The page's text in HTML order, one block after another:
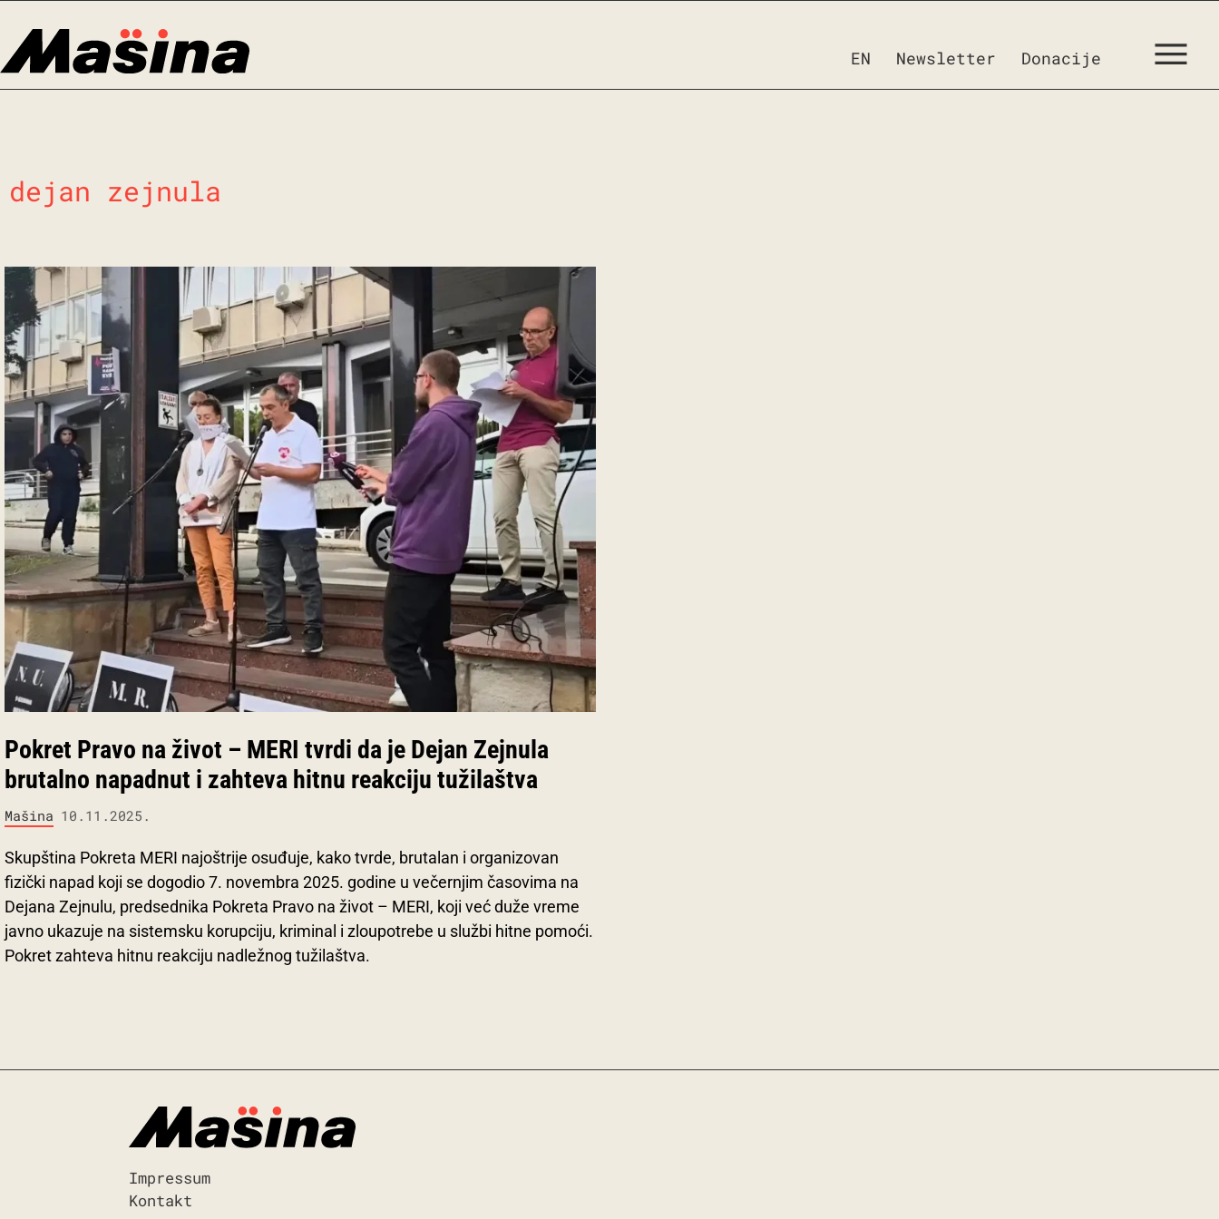
content
EN Newsletter Donacije
dejan zejnula
Pokret Pravo na život – MERI tvrdi da je Dejan Zejnula
brutalno napadnut i zahteva hitnu reakciju tužilaštva
Mašina 10.11.2025.
Skupština Pokreta MERI najoštrije osuđuje, kako tvrde, brutalan i organizovan
fizički napad koji se dogodio 7. novembra 2025. godine u večernjim časovima na
Dejana Zejnulu, predsednika Pokreta Pravo na život – MERI, koji već duže vreme
javno ukazuje na sistemsku korupciju, kriminal i zloupotrebe u službi hitne pomoći.
Pokret zahteva hitnu reakciju nadležnog tužilaštva.
Impressum
Kontakt